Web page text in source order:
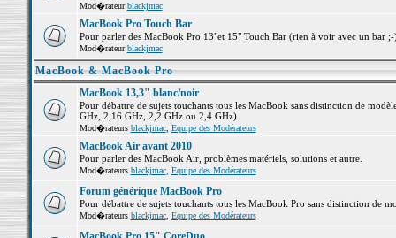
Mod�rateurblackjmac
MacBook Pro Touch Bar
Pour parler des MacBook Pro 13"et 15" Touch Bar (rien à voir avec un bar
Mod�rateurblackjmac
MacBook & MacBook Pro
MacBook 13,3" blanc/noir
Pour débattre de sujets touchants tous les MacBook sans distinction de
GHz, 2,16 GHz, 2,2 GHz ou 2,4 GHz).
Mod�rateurs blackjmac, Equipe des Modérateurs
MacBook Air avant 2010
Pour parler des MacBook Air, problèmes matériels, solutions et autre.
Mod�rateurs blackjmac, Equipe des Modérateurs
Forum générique MacBook Pro
Pour débattre de sujets touchants tous les MacBook Pro sans distinction de
Mod�rateurs blackjmac, Equipe des Modérateurs